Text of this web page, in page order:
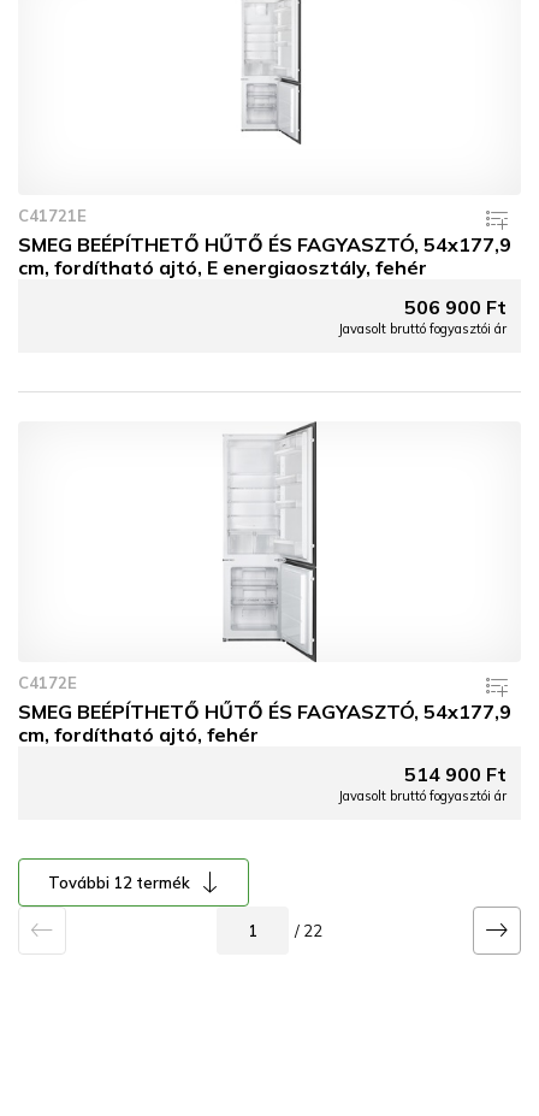
C41721E
SMEG BEÉPÍTHETŐ HŰTŐ ÉS FAGYASZTÓ, 54x177,9
cm, fordítható ajtó, E energiaosztály, fehér
506 900 Ft
Javasolt bruttó fogyasztói ár
C4172E
SMEG BEÉPÍTHETŐ HŰTŐ ÉS FAGYASZTÓ, 54x177,9
cm, fordítható ajtó, fehér
514 900 Ft
Javasolt bruttó fogyasztói ár
További 12 termék
/ 22